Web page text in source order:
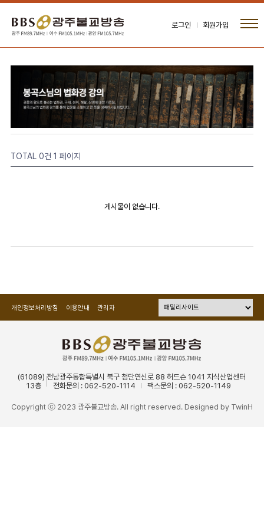
로그인 회원가입
TOTAL 0건 1 페이지
게시물이 없습니다.
개인정보처리방침 이용안내 관리자
(61089) 전남광주통합특별시 북구 첨단연신로 88 허드슨 1041 지식산업센터
13층
전화문의 : 062-520-1114 팩스문의 : 062-520-1149
Copyright ⓒ 2023 광주불교방송. All right reserved. Designed by TwinH